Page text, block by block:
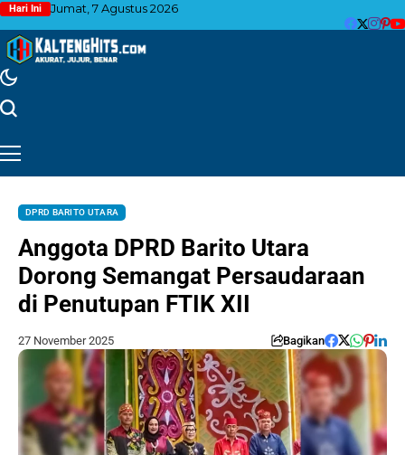
Hari Ini Jumat, 7 Agustus 2026
DPRD BARITO UTARA
Anggota DPRD Barito Utara
Dorong Semangat Persaudaraan
di Penutupan FTIK XII
27 November 2025 Bagikan